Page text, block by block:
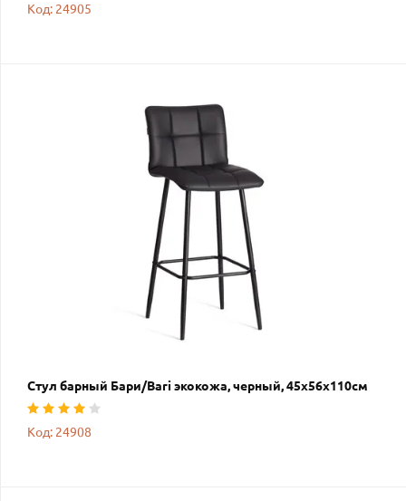
Код: 24905
Стул барный Бари/Bari экокожа, черный, 45х56х110см
Код: 24908